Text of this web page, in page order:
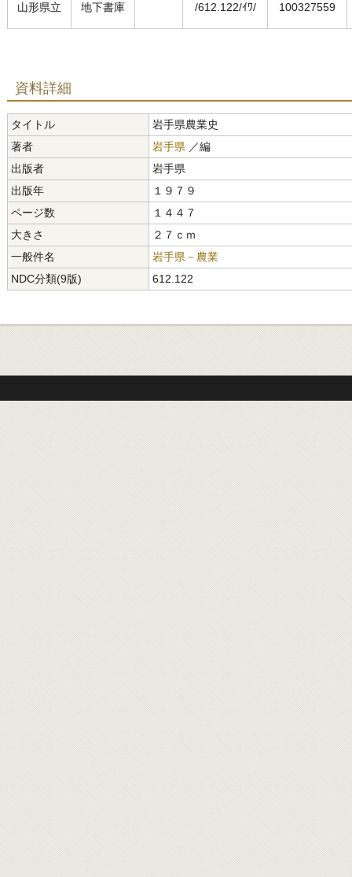
山形県立 地下書庫 /612.122/ｲﾜ/ 100327559
資料詳細
タイトル
岩手県農業史
著者
岩手県 ／編
出版者
岩手県
出版年
１９７９
ページ数
１４４７
大きさ
２７ｃｍ
一般件名
岩手県－農業
NDC分類(9版)
612.122